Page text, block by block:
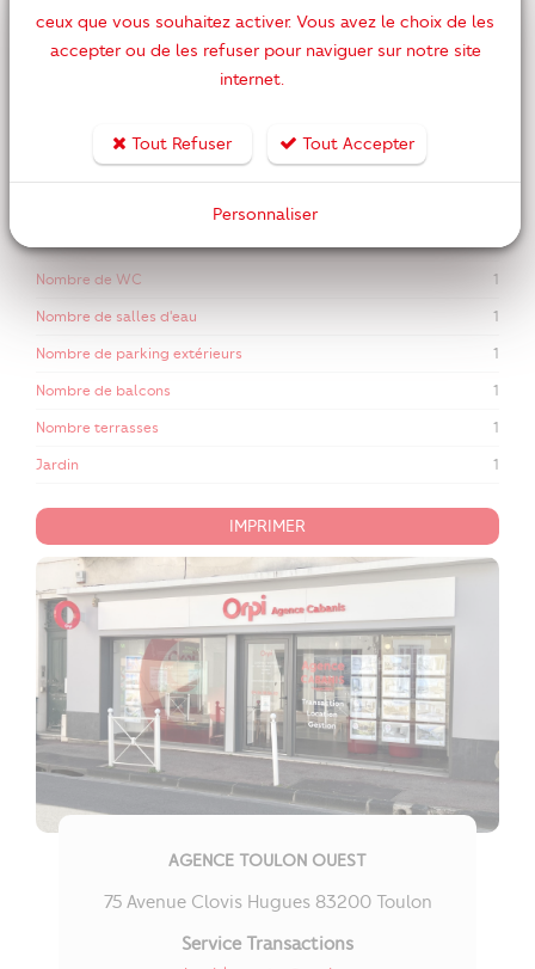
DPE ANCIENNE VERSION
Nombre de chambres
Nombre de WC 1
Nombre de salles d'eau 1
Nombre de parking extérieurs 1
Nombre de balcons 1
Nombre terrasses 1
Jardin 1
IMPRIMER
AGENCE TOULON OUEST
75 Avenue Clovis Hugues 83200 Toulon
Service Transactions
ceux que vous souhaitez activer. Vous avez le choix de les
accepter ou de les refuser pour naviguer sur notre site
internet.
Tout Refuser Tout Accepter
Personnaliser